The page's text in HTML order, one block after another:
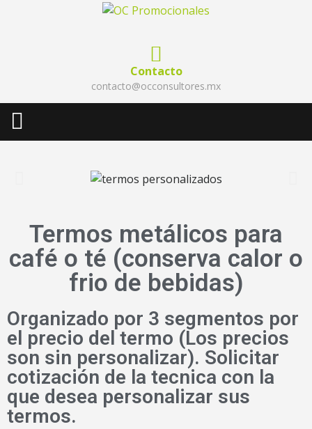
Contacto
contacto@occonsultores.mx
Termos metálicos para
café o té (conserva calor o
frio de bebidas)
Organizado por 3 segmentos por
el precio del termo (Los precios
son sin personalizar). Solicitar
cotización de la tecnica con la
que desea personalizar sus
termos.